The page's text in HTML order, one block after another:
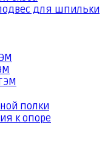
для шпильки
полки
к опоре